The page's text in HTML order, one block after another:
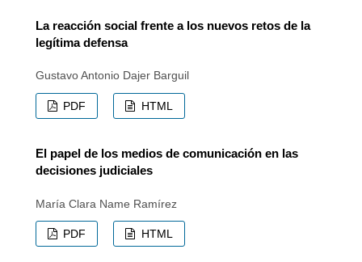
La reacción social frente a los nuevos retos de la
legítima defensa
Gustavo Antonio Dajer Barguil
PDF HTML
El papel de los medios de comunicación en las
decisiones judiciales
María Clara Name Ramírez
PDF HTML